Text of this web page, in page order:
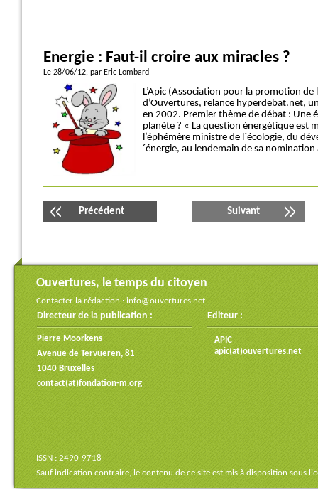
Energie : Faut-il croire aux miracles ?
Le 28/06/12, par Eric Lombard
L’Apic (Association pour la promotion
d’Ouvertures, relance hyperdebat.net,
en 2002. Premier thème de débat : Une
planète ? « La question énergétique est
l’éphémère ministre de l´écologie, du
´énergie, au lendemain de sa
Précédent Suivant
Ouvertures, le temps du citoyen
Contacter la rédaction : info@ouvertures.net
Directeur de la publication :
Pierre Moorkens
Avenue de Tervueren, 81
1040 Bruxelles
contact(at)fondation-m.org
Editeur :
APIC
apic(at)ouvertures.net
ISSN : 2490-9718
Sauf indication contraire, le contenu de ce site est mis à disposition sous